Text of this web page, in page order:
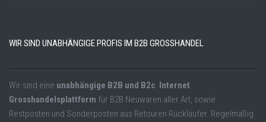
WIR SIND UNABHÄNGIGE PROFIS IM B2B GROSSHANDEL
Wir sind eine unabhängige B2B und B2c Internet
Grosshandelsplattform für B2B Neuwaren aller Art, sowie
Restposten und Sonderposten aus Retouren Rückläufer. Regelmäßig